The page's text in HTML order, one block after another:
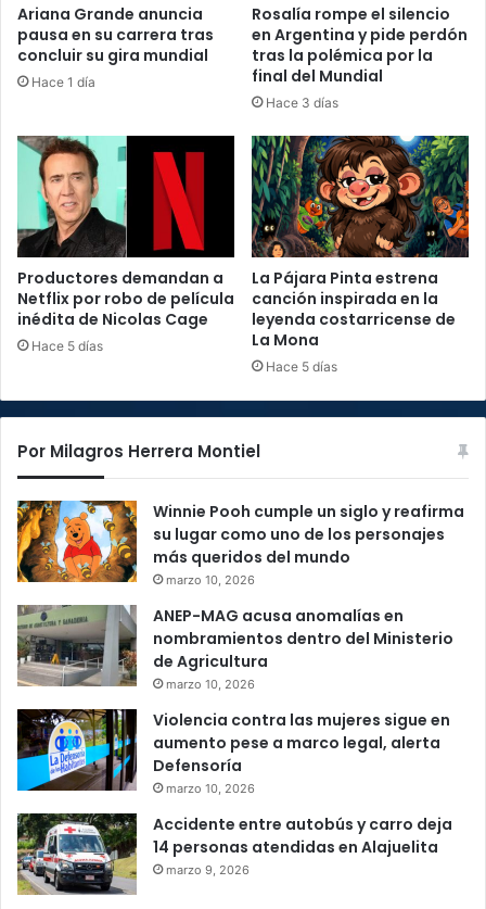
Ariana Grande anuncia
pausa en su carrera tras
concluir su gira mundial
Hace 1 día
Rosalía rompe el silencio
en Argentina y pide perdón
tras la polémica por la
final del Mundial
Hace 3 días
Productores demandan a
Netflix por robo de película
inédita de Nicolas Cage
Hace 5 días
La Pájara Pinta estrena
canción inspirada en la
leyenda costarricense de
La Mona
Hace 5 días
Por Milagros Herrera Montiel
Winnie Pooh cumple un siglo y reafirma
su lugar como uno de los personajes
más queridos del mundo
marzo 10, 2026
ANEP-MAG acusa anomalías en
nombramientos dentro del Ministerio
de Agricultura
marzo 10, 2026
Violencia contra las mujeres sigue en
aumento pese a marco legal, alerta
Defensoría
marzo 10, 2026
Accidente entre autobús y carro deja
14 personas atendidas en Alajuelita
marzo 9, 2026